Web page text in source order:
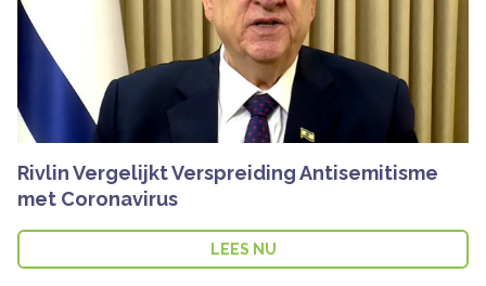
Rivlin Vergelijkt Verspreiding Antisemitisme
met Coronavirus
LEES NU